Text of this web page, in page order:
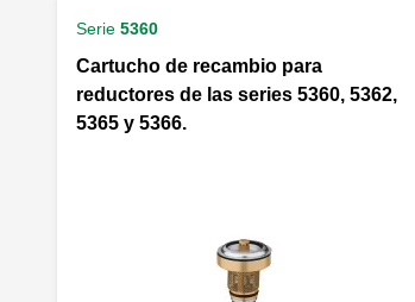
Serie 5360
Cartucho de recambio para
reductores de las series 5360, 5362,
5365 y 5366.